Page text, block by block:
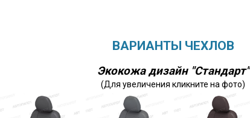
ВАРИАНТЫ ЧЕХЛОВ
Экокожа дизайн "Стандарт"
(Для увеличения кликните на фото)